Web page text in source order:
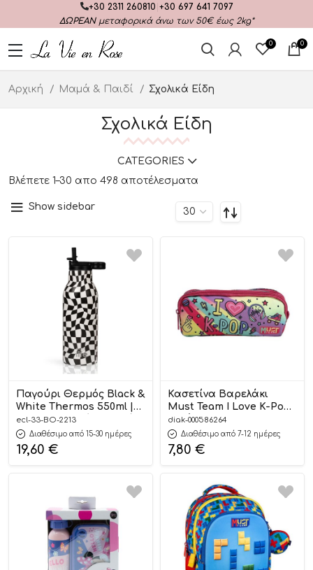
+30 2311 260810 +30 697 641 7097
ΔΩΡΕΑΝμεταφορικά άνω των 50€ έως 2kg*
0 0
Αρχική Μαμά & Παιδί Σχολικά Είδη
Σχολικά Είδη
CATEGORIES
Βλέπετε 1–30 απο 498 αποτέλεσματα
Show sidebar
Παγούρι Θερμός Black &
White Thermos 550ml |
Με Εσωτερικό Καλαμάκι
– Ecolife
ecl-33-BO-2213
Διαθέσιμο από 15-30 ημέρες
19,60 €
Κασετίνα Βαρελάκι
Must Team I Love K-Pop
2 Θήκες (21x6x9cm)
5205698731631
diak-000586264
Διαθέσιμο από 7-12 ημέρες
7,80 €